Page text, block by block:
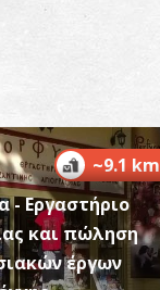
~8.2Km
~9.1 km
- Εργαστήριο
και πώληση
έργων